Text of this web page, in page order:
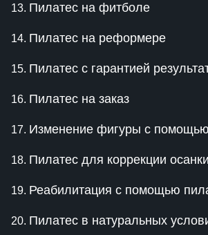
Пилатес на фитболе
Пилатес на реформере
Пилатес с гарантией
Пилатес на заказ
Изменение фигуры с
Пилатес для коррекции осанки
Реабилитация с помощью
Пилатес в натуральных